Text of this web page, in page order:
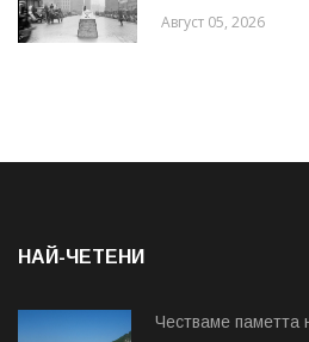
Август 05, 2026
НАЙ-ЧЕТЕНИ
Честваме паметта